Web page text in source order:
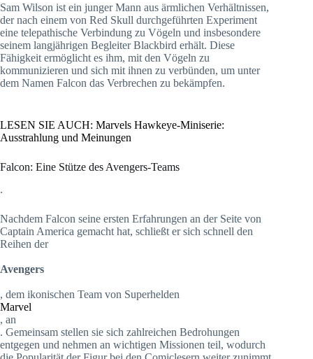
Sam Wilson ist ein junger Mann aus ärmlichen Verhältnissen,
der nach einem von Red Skull durchgeführten Experiment
eine telepathische Verbindung zu Vögeln und insbesondere
seinem langjährigen Begleiter Blackbird erhält. Diese
Fähigkeit ermöglicht es ihm, mit den Vögeln zu
kommunizieren und sich mit ihnen zu verbünden, um unter
dem Namen Falcon das Verbrechen zu bekämpfen.
LESEN SIE AUCH: Marvels Hawkeye-Miniserie:
Ausstrahlung und Meinungen
Falcon: Eine Stütze des Avengers-Teams
.
Nachdem Falcon seine ersten Erfahrungen an der Seite von
Captain America gemacht hat, schließt er sich schnell den
Reihen der
Avengers
, dem ikonischen Team von Superhelden
Marvel
, an
. Gemeinsam stellen sie sich zahlreichen Bedrohungen
entgegen und nehmen an wichtigen Missionen teil, wodurch